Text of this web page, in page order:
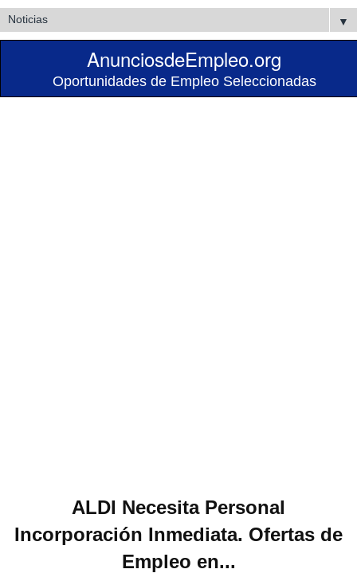
▼
AnunciosdeEmpleo.org
Oportunidades de Empleo Seleccionadas
ALDI Necesita Personal
Incorporación Inmediata. Ofertas de
Empleo en...